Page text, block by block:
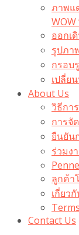
ภาพแ
WOW
ออกเ
รูปภา
กรอบ
เปลี่ย
About Us
วิธีกา
การจั
ยืนยัน
ร่วมง
ลูกค้า
เกี่ยวกั
Contact Us